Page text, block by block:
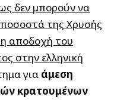
δεν μπορούν να
της Χρυσής
η αποδοχή του
στην ελληνική
για άμεση
κρατουμένων